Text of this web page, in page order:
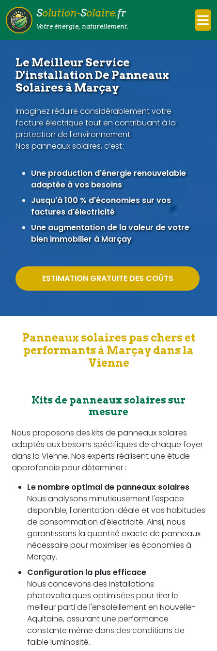
Solution-Solaire.fr
Votre énergie, naturellement.
Le Meilleur Service
D'installation De Panneaux
Solaires à Marçay
Imaginez réduire considérablement votre
facture électrique tout en contribuant à la
protection de l'environnement.
Nos panneaux solaires, c’est :
Une production d'énergie renouvelable
adaptée à vos besoins
Jusqu'à 100 % d'économies sur vos
factures d'électricité
Une augmentation de la valeur de votre
bien immobilier à Marçay
ESTIMATION GRATUITE DES COÛTS
Panneaux solaires pas chers et
performants à Marçay dans la
Vienne
Kits de panneaux solaires sur
mesure
Nous proposons des kits de panneaux solaires
adaptés aux besoins spécifiques de chaque foyer
dans la Vienne. Nos experts réalisent une étude
approfondie pour déterminer :
Le nombre optimal de panneaux solaires
Nous analysons minutieusement l'espace
disponible, l'orientation idéale et vos habitudes
de consommation d'électricité. Ainsi, nous
garantissons la quantité exacte de panneaux
nécessaire pour maximiser les économies à
Marçay.
Configuration la plus efficace
Nous concevons des installations
photovoltaïques optimisées pour tirer le
meilleur parti de l'ensoleillement en Nouvelle-
Aquitaine, assurant une performance
constante même dans des conditions de
faible luminosité.